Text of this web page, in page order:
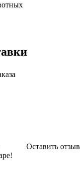
Оставить отзыв